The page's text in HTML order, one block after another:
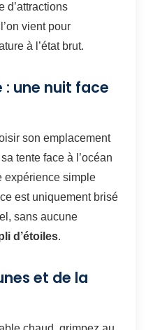
d’attractions
vient pour
à l’état brut.
: une nuit face
son emplacement
tente face à l’océan
expérience simple
est uniquement brisé
sans aucune
d’étoiles.
et de la